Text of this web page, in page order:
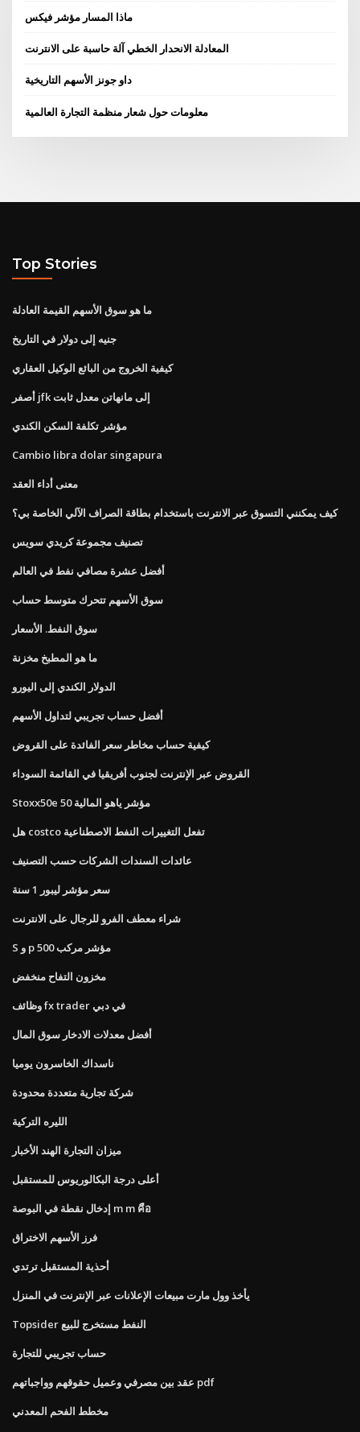
ماذا المسار مؤشر فيكس
المعادلة الانحدار الخطي آلة حاسبة على الانترنت
داو جونز الأسهم التاريخية
معلومات حول شعار منظمة التجارة العالمية
Top Stories
ما هو سوق الأسهم القيمة العادلة
جنيه إلى دولار في التاريخ
كيفية الخروج من البائع الوكيل العقاري
أصفر jfk إلى مانهاتن معدل ثابت
مؤشر تكلفة السكن الكندي
Cambio libra dolar singapura
معنى أداء العقد
كيف يمكنني التسوق عبر الانترنت باستخدام بطاقة الصراف الآلي الخاصة بي؟
تصنيف مجموعة كريدي سويس
أفضل عشرة مصافي نفط في العالم
سوق الأسهم تتحرك متوسط ​​حساب
سوق النفط. الأسعار
ما هو المطبخ مخزنة
الدولار الكندي إلى اليورو
أفضل حساب تجريبي لتداول الأسهم
كيفية حساب مخاطر سعر الفائدة على القروض
القروض عبر الإنترنت لجنوب أفريقيا في القائمة السوداء
Stoxx50e 50 مؤشر ياهو المالية
هل costco تفعل التغييرات النفط الاصطناعية
عائدات السندات الشركات حسب التصنيف
سعر مؤشر ليبور 1 سنة
شراء معطف الفرو للرجال على الانترنت
S و p 500 مؤشر مركب
مخزون التفاح منخفض
وظائف fx trader في دبي
أفضل معدلات الادخار سوق المال
ناسداك الخاسرون يوميا
شركة تجارية متعددة محدودة
الليره التركية
ميزان التجارة الهند الأخبار
أعلى درجة البكالوريوس للمستقبل
إدخال نقطة في البوصة m m คือ
فرز الأسهم الاختراق
أحذية المستقبل ترتدي
يأخذ وول مارت مبيعات الإعلانات عبر الإنترنت في المنزل
Topsider النفط مستخرج للبيع
حساب تجريبي للتجارة
عقد بين مصرفي وعميل حقوقهم وواجباتهم pdf
مخطط الفحم المعدني